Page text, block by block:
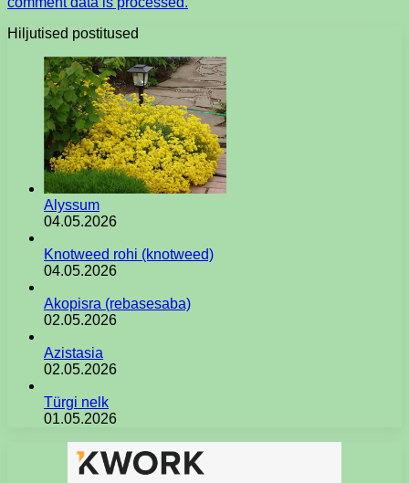
Hiljutised postitused
Alyssum
04.05.2026
Knotweed rohi (knotweed)
04.05.2026
Akopisra (rebasesaba)
02.05.2026
Azistasia
02.05.2026
Türgi nelk
01.05.2026